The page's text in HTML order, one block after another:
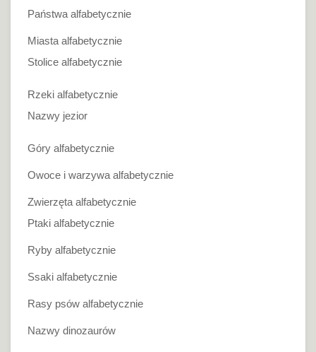
Państwa alfabetycznie
Miasta alfabetycznie
Stolice alfabetycznie
Rzeki alfabetycznie
Nazwy jezior
Góry alfabetycznie
Owoce i warzywa alfabetycznie
Zwierzęta alfabetycznie
Ptaki alfabetycznie
Ryby alfabetycznie
Ssaki alfabetycznie
Rasy psów alfabetycznie
Nazwy dinozaurów